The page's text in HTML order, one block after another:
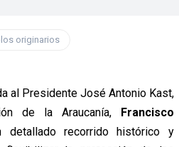
originarios
al Presidente José Antonio Kast,
de la Araucanía, Francisco
detallado recorrido histórico y